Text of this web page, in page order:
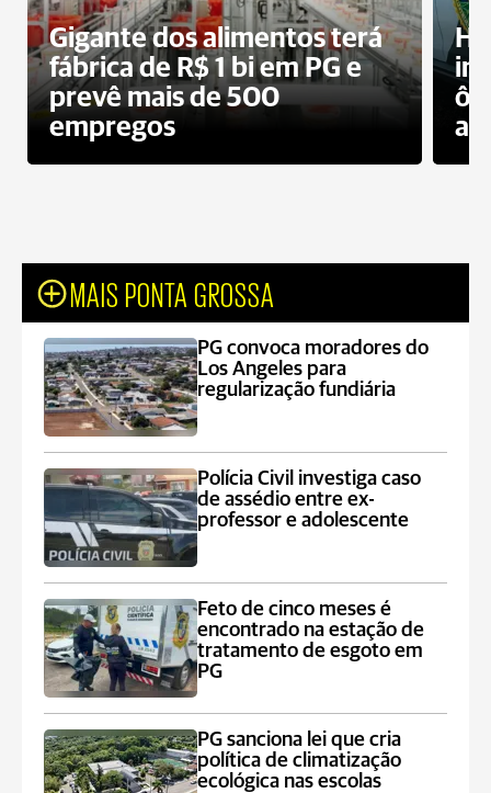
Gigante dos alimentos terá
fábrica de R$ 1 bi em PG e
prevê mais de 500
empregos
MAIS PONTA GROSSA
PG convoca moradores do
Los Angeles para
regularização fundiária
Polícia Civil investiga caso
de assédio entre ex-
professor e adolescente
Feto de cinco meses é
encontrado na estação de
tratamento de esgoto em
PG
PG sanciona lei que cria
política de climatização
ecológica nas escolas